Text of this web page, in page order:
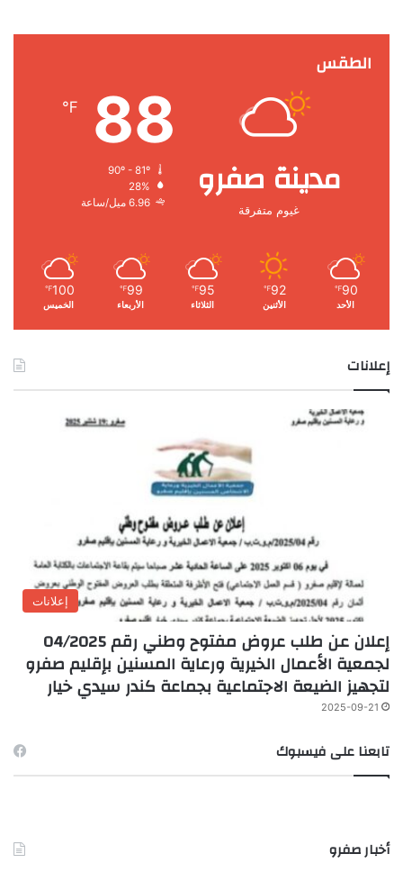
الطقس
مدينة صفرو
غيوم متفرقة
88
℉
28%
6.96 ميل/ساعة
90
℉
الأحد
92
℉
الأثنين
95
℉
الثلاثاء
99
℉
الأربعاء
100
℉
الخميس
إعلانات
إعلانات
إعلان عن طلب عروض مفتوح وطني رقم 04/2025
لجمعية الأعمال الخيرية ورعاية المسنين بإقليم صفرو
لتجهيز الضيعة الاجتماعية بجماعة كندر سيدي خيار
2025-09-21
تابعنا على فيسبوك
أخبار صفرو